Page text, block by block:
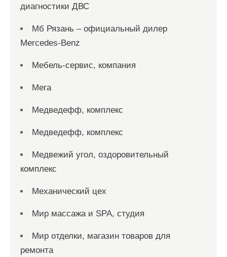
диагностики ДВС
Мб Рязань – официальный дилер
Mercedes-Benz
Мебель-сервис, компания
Мега
Медведефф, комплекс
Медведефф, комплекс
Медвежий угол, оздоровительный
комплекс
Механический цех
Мир массажа и SPA, студия
Мир отделки, магазин товаров для
ремонта